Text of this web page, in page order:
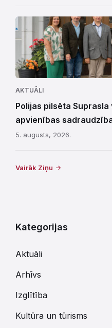
AKTUĀLI
Polijas pilsēta
apvienības
5. augusts, 2026.
Vairāk Ziņu
Kategorijas
Aktuāli
Arhīvs
Izglītība
Kultūra un tūrisms